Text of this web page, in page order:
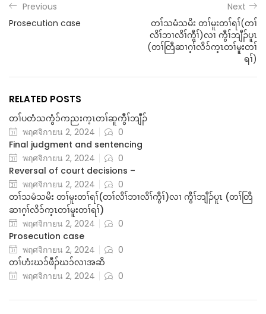
Previous
Prosecution case
Next
တၢ်သမံသမိး တၢ်မူးတၢ်ရၢ်(တၢ်
လိၢ်ဘၢလိၢ်ကွီၢ်)လၢ ကွီၢ်ဘျီၣ်ပူၤ
(တၢ်တြီဆၢဂ့ၢ်လိ၁်က့ၤတၢ်မူးတၢ်
ရၢ်)
RELATED POSTS
တၢ်ပတံသကွံ၁်ကညးက့ၤတၢ်ဆူကွီၢ်ဘျီၣ်
พฤศจิกายน 2, 2024
0
Final judgment and sentencing
พฤศจิกายน 2, 2024
0
Reversal of court decisions –
พฤศจิกายน 2, 2024
0
တၢ်သမံသမိး တၢ်မူးတၢ်ရၢ်(တၢ်လိၢ်ဘၢလိၢ်ကွီၢ်)လၢ ကွီၢ်ဘျီၣ်ပူၤ (တၢ်တြီ
ဆၢဂ့ၢ်လိ၁်က့ၤတၢ်မူးတၢ်ရၢ်)
พฤศจิกายน 2, 2024
0
Prosecution case
พฤศจิกายน 2, 2024
0
တၢ်ဟံးဃ၁်ဖီၣ်ဃ၁်လၢအဆိ
พฤศจิกายน 2, 2024
0